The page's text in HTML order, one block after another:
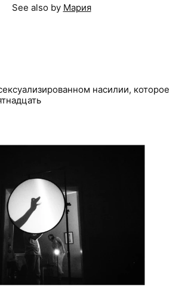
See also by Мария
насилии, которое